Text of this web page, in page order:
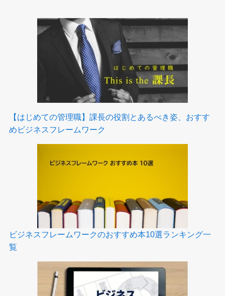
【はじめての管理職】課長の役割とあるべき姿、おすす
めビジネスフレームワーク
ビジネスフレームワークのおすすめ本10選ランキング一
覧